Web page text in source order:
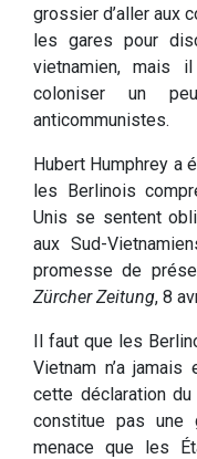
grossier d’aller aux
les gares pour
vietnamien, mais
coloniser un
anticommunistes.
Hubert Humphrey a
les Berlinois
Unis se sentent
aux Sud-
promesse de
Zürcher Zeitung, 8
Il faut que les
Vietnam n’a
cette déclaration
constitue pas une
menace que les